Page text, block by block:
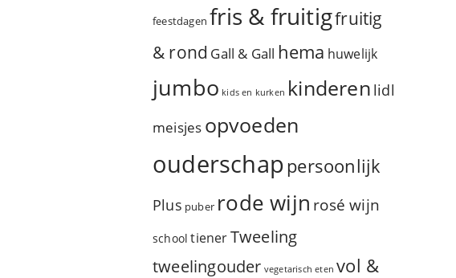
feestdagen fris & fruitigfruitig
& rond Gall & Gall hema huwelijk
jumbo kids en kurken kinderen lidl
meisjes opvoeden
ouderschappersoonlijk
Plus puber rode wijn rosé wijn
school tienerTweeling
tweelingouder vegetarisch eten vol &